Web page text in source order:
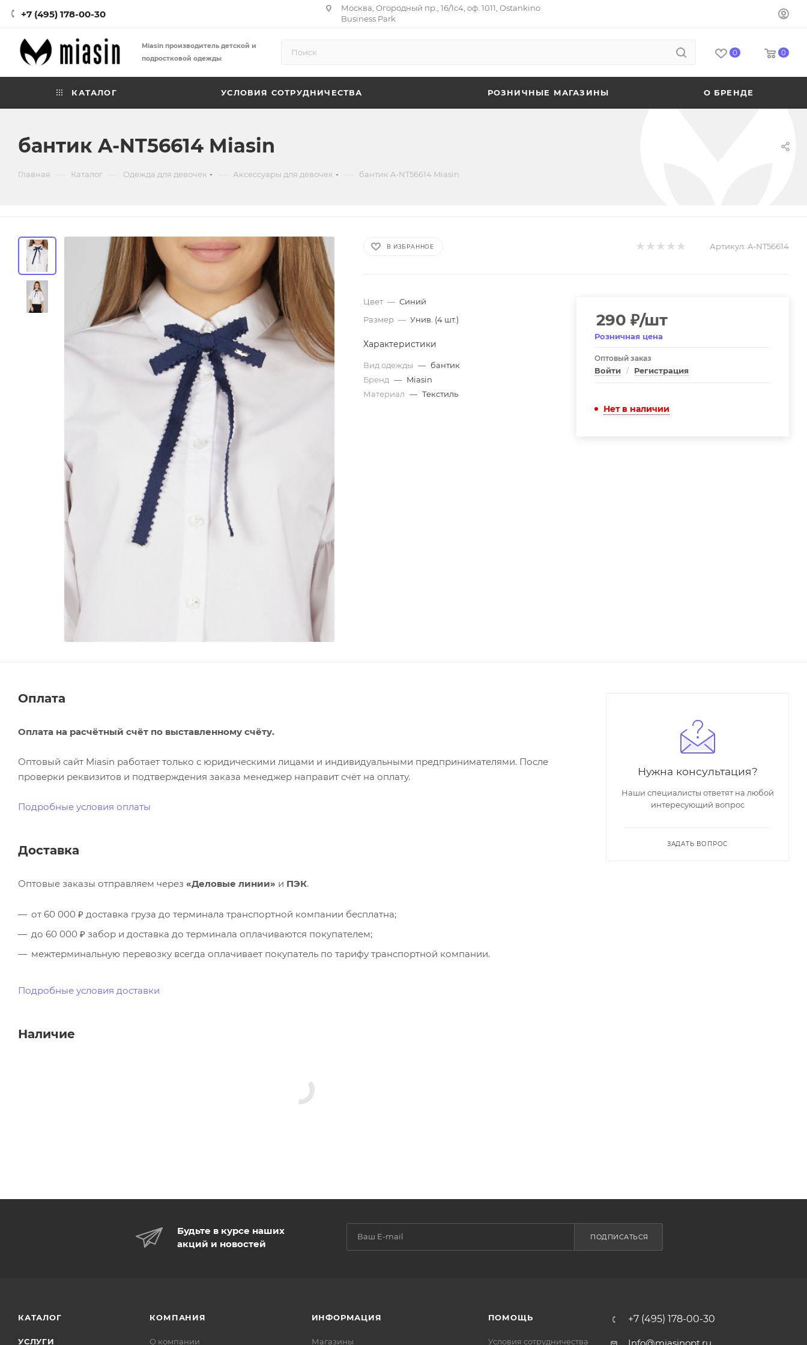
+7 (495) 178-00-30
Москва, Огородный пр., 16/1с4, оф. 1011, Ostankino
Business Park
Miasin производитель детской и
подростковой одежды
0 0
КАТАЛОГ УСЛОВИЯ СОТРУДНИЧЕСТВА РОЗНИЧНЫЕ МАГАЗИНЫ О БРЕНДЕ
бантик A-NT56614 Miasin
Главная Каталог Одежда для девочек Аксессуары для девочек бантик A-NT56614 Miasin
В ИЗБРАННОЕ Артикул: A-NT56614
Цвет — Синий
Размер — Унив. (4 шт.)
Характеристики
Вид одежды — бантик
Бренд — Miasin
Материал — Текстиль
290 ₽/шт
Розничная цена
Оптовый заказ
Войти / Регистрация
Нет в наличии
Оплата
Оплата на расчётный счёт по выставленному счёту.
Оптовый сайт Miasin работает только с юридическими лицами и индивидуальными предпринимателями. После
проверки реквизитов и подтверждения заказа менеджер направит счёт на оплату.
Подробные условия оплаты
Доставка
Оптовые заказы отправляем через «Деловые линии» и ПЭК.
от 60 000 ₽ доставка груза до терминала транспортной компании бесплатна;
до 60 000 ₽ забор и доставка до терминала оплачиваются покупателем;
межтерминальную перевозку всегда оплачивает покупатель по тарифу транспортной компании.
Подробные условия доставки
Наличие
Нужна консультация?
Наши специалисты ответят на любой
интересующий вопрос
ЗАДАТЬ ВОПРОС
Будьте в курсе наших
акций и новостей
ПОДПИСАТЬСЯ
КАТАЛОГ
УСЛУГИ
КОМПАНИЯ
О компании
ИНФОРМАЦИЯ
Магазины
ПОМОЩЬ
Условия сотрудничества
+7 (495) 178-00-30